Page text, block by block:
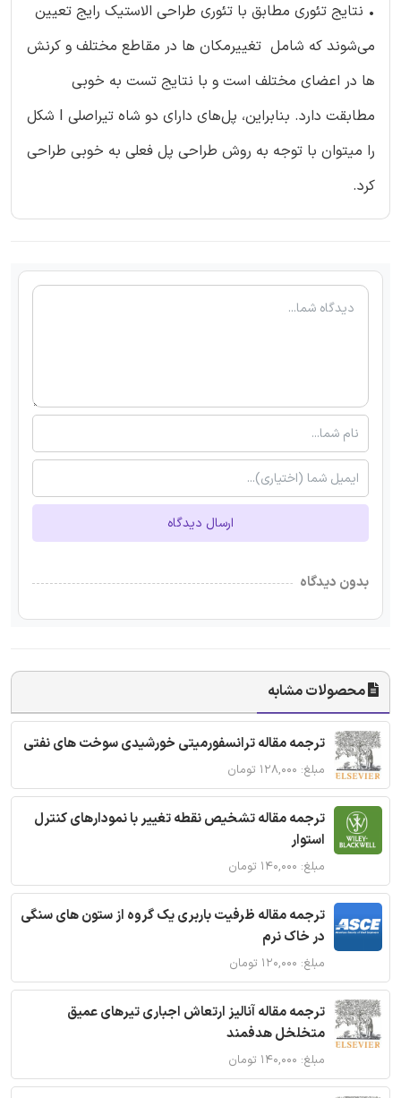
• نتایج تئوری مطابق با تئوری طراحی الاستیک رایج تعیین
می‌شوند که شامل تغییرمکان ها در مقاطع مختلف و کرنش
ها در اعضای مختلف است و با نتایج تست به خوبی
مطابقت دارد. بنابراین، پل‌های دارای دو شاه تیراصلی I شکل
را میتوان با توجه به روش طراحی پل فعلی به خوبی طراحی
کرد.
ارسال دیدگاه
بدون دیدگاه
محصولات مشابه
ترجمه مقاله ترانسفورمیتی خورشیدی سوخت های نفتی
مبلغ: ۱۲۸,۰۰۰ تومان
ترجمه مقاله تشخیص نقطه تغییر با نمودارهای کنترل
استوار
مبلغ: ۱۴۰,۰۰۰ تومان
ترجمه مقاله ظرفیت باربری یک گروه از ستون های سنگی
در خاک نرم
مبلغ: ۱۲۰,۰۰۰ تومان
ترجمه مقاله آنالیز ارتعاش اجباری تیرهای عمیق
متخلخل هدفمند
مبلغ: ۱۴۰,۰۰۰ تومان